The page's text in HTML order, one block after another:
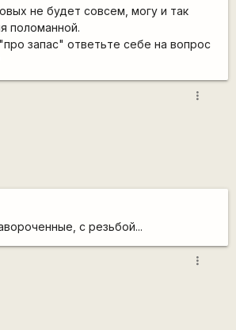
не будет совсем, могу и так
поломанной.
запас" ответьте себе на вопрос
more_vert
с резьбой...
more_vert